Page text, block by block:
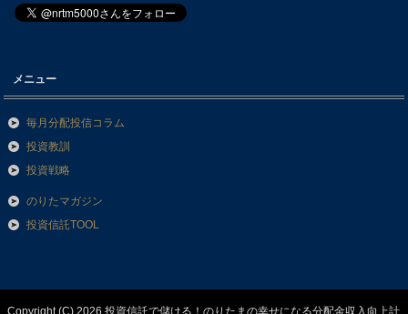
メニュー
毎月分配投信コラム
投資教訓
投資戦略
のりたマガジン
投資信託TOOL
Copyright (C) 2026 投資信託で儲ける！のりたまの幸せになる分配金収入向上計